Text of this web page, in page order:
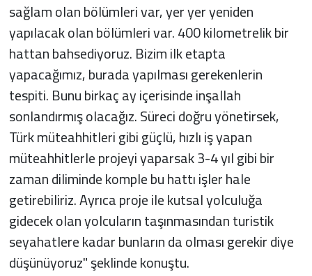
sağlam olan bölümleri var, yer yer yeniden
yapılacak olan bölümleri var. 400 kilometrelik bir
hattan bahsediyoruz. Bizim ilk etapta
yapacağımız, burada yapılması gerekenlerin
tespiti. Bunu birkaç ay içerisinde inşallah
sonlandırmış olacağız. Süreci doğru yönetirsek,
Türk müteahhitleri gibi güçlü, hızlı iş yapan
müteahhitlerle projeyi yaparsak 3-4 yıl gibi bir
zaman diliminde komple bu hattı işler hale
getirebiliriz. Ayrıca proje ile kutsal yolculuğa
gidecek olan yolcuların taşınmasından turistik
seyahatlere kadar bunların da olması gerekir diye
düşünüyoruz" şeklinde konuştu.